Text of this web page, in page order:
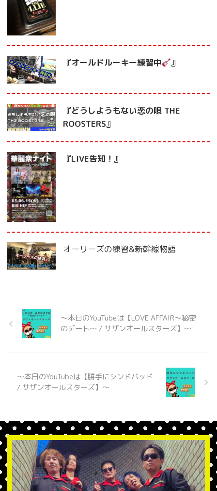
『オールドルーキー練習中 』
『どうしようもない恋の唄 THE
ROOSTERS』
『LIVE告知！』
オーリーズの練習&新幹線物語
〜本日のYouTubeは【LOVE AFFAIR〜秘密
のデート〜 / サザンオールスターズ】〜
〜本日のYouTubeは【勝手にシンドバッド
/ サザンオールスターズ】〜